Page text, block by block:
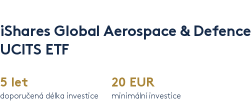
iShares Global Aerospace & Defence
UCITS ETF
5 let
doporučená délka investice
20 EUR
minimální investice